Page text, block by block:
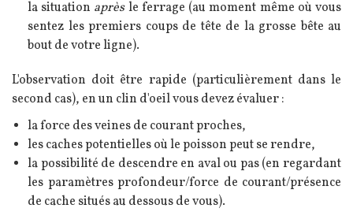
la situation aprèsle ferrage (au moment même où vous
sentez les premiers coups de tête de la grosse bête au
bout de votre ligne).
L'observation doit être rapide (particulièrement dans le
second cas), en un clin d'oeil vous devez évaluer :
la force des veines de courant proches,
les caches potentielles où le poisson peut se rendre,
la possibilité de descendre en aval ou pas (en regardant
les paramètres profondeur/force de courant/présence
de cache situés au dessous de vous).